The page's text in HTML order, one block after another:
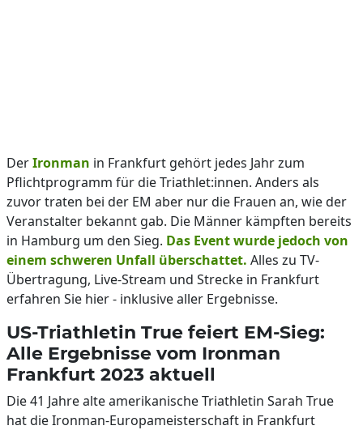
DerIronman in Frankfurt gehört jedes Jahr zum
Pflichtprogramm für die Triathlet:innen. Anders als
zuvor traten bei der EM aber nur die Frauen an, wie der
Veranstalter bekannt gab. Die Männer kämpften bereits
in Hamburg um den Sieg. Das Event wurde jedoch von
einem schweren Unfall überschattet. Alles zu TV-
Übertragung, Live-Stream und Strecke in Frankfurt
erfahren Sie hier - inklusive aller Ergebnisse.
US-Triathletin True feiert EM-Sieg:
Alle Ergebnisse vom Ironman
Frankfurt 2023 aktuell
Die 41 Jahre alte amerikanische Triathletin Sarah True
hat die Ironman-Europameisterschaft in Frankfurt